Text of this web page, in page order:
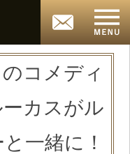
コメディ
カスがル
一緒に！